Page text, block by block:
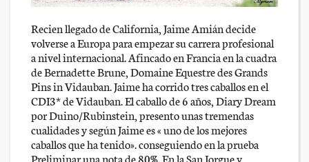
Recien llegado de California, Jaime Amián decide
volverse a Europa para empezar su carrera profesional
a nivel internacional. Afincado en Francia en la cuadra
de Bernadette Brune, Domaine Equestre des Grands
Pins in Vidauban. Jaime ha corrido tres caballos en el
CDI3* de Vidauban. El caballo de 6 años, Diary Dream
por Duino/Rubinstein, presento unas tremendas
cualidades y según Jaime es « uno de los mejores
caballos que ha tenido». conseguiendo en la prueba
Preliminar una nota de 80%. En la San Jorgue y